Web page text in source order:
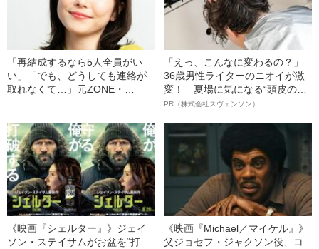
「再結成するなら5人全員がい
い」「でも、どうしても連絡が
取れなくて…」元ZONE・
理由
「えっ、こんなに変わるの？」
36歳男性ライターのニオイが激
変！ 夏場に気になる“頭皮のニ
オイ”や“ベタつき”を解消す
ト”が生み出した徹底ケアとは
PR（株式会社スヴェンソン）
《映画『シェルター』》ジェイ
ソン・ステイサムがお盆を“打
《映画『Michael／マイケル』》
父ジョセフ・ジャクソン役、コ